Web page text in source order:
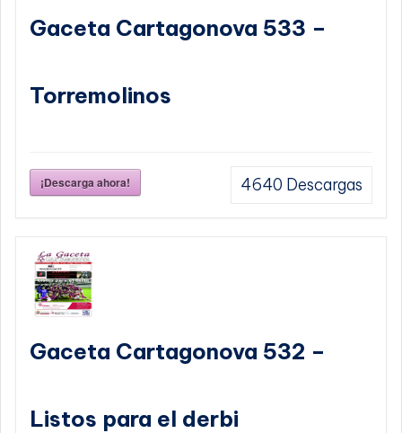
Gaceta Cartagonova 533 –
Torremolinos
¡Descarga ahora! 4640 Descargas
Gaceta Cartagonova 532 –
Listos para el derbi